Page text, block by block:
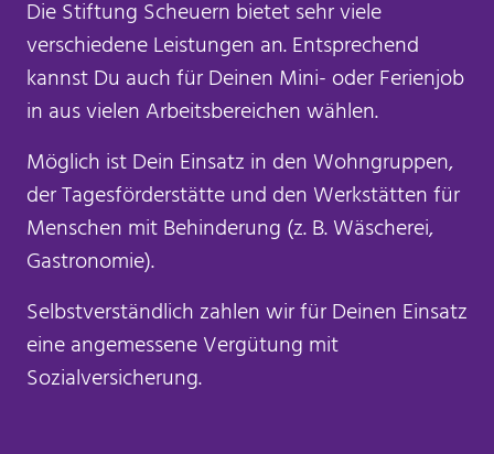
Die Stiftung Scheuern bietet sehr viele
verschiedene Leistungen an. Entsprechend
kannst Du auch für Deinen Mini- oder Ferienjob
in aus vielen Arbeitsbereichen wählen.
Möglich ist Dein Einsatz in den Wohngruppen,
der Tagesförderstätte und den Werkstätten für
Menschen mit Behinderung (z. B. Wäscherei,
Gastronomie).
Selbstverständlich zahlen wir für Deinen Einsatz
eine angemessene Vergütung mit
Sozialversicherung.